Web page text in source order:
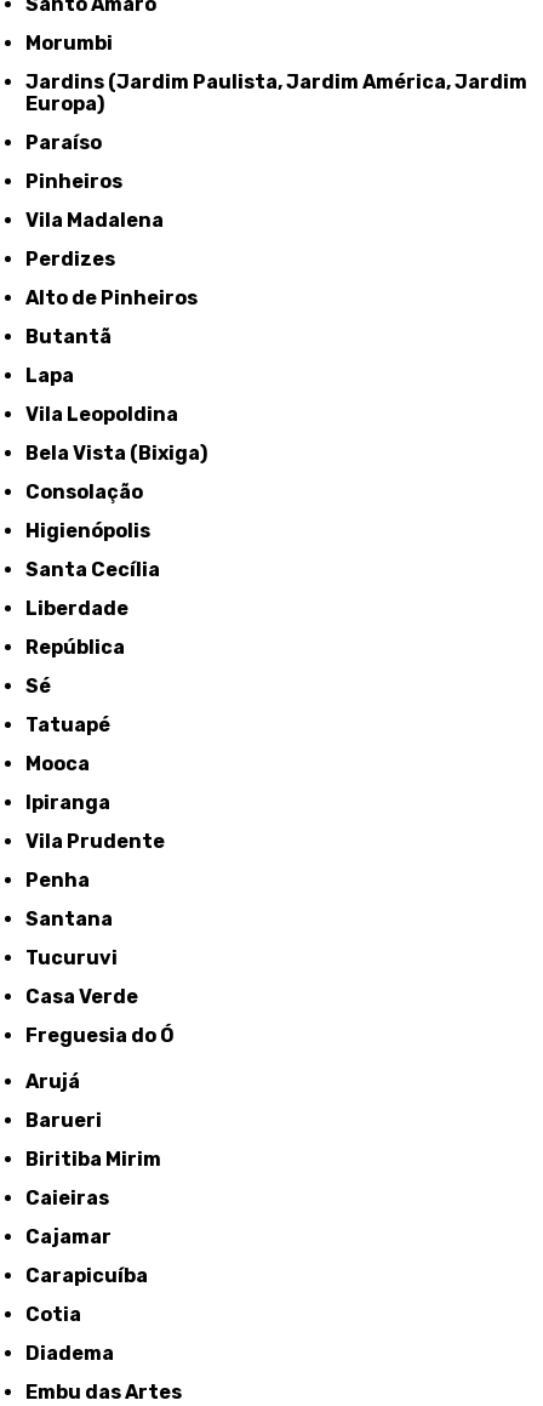
Morumbi
Jardins (Jardim Paulista, Jardim América, Jardim
Europa)
Paraíso
Pinheiros
Vila Madalena
Perdizes
Alto de Pinheiros
Butantã
Lapa
Vila Leopoldina
Bela Vista (Bixiga)
Consolação
Higienópolis
Santa Cecília
Liberdade
República
Sé
Tatuapé
Mooca
Ipiranga
Vila Prudente
Penha
Santana
Tucuruvi
Casa Verde
Freguesia do Ó
Arujá
Barueri
Biritiba Mirim
Caieiras
Cajamar
Carapicuíba
Cotia
Diadema
Embu das Artes